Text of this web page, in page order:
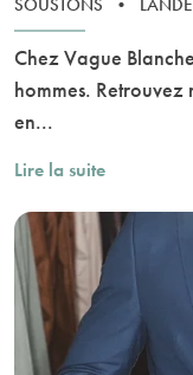
SOUSTONS •
Chez Vague
hommes.
en...
Lire la suite